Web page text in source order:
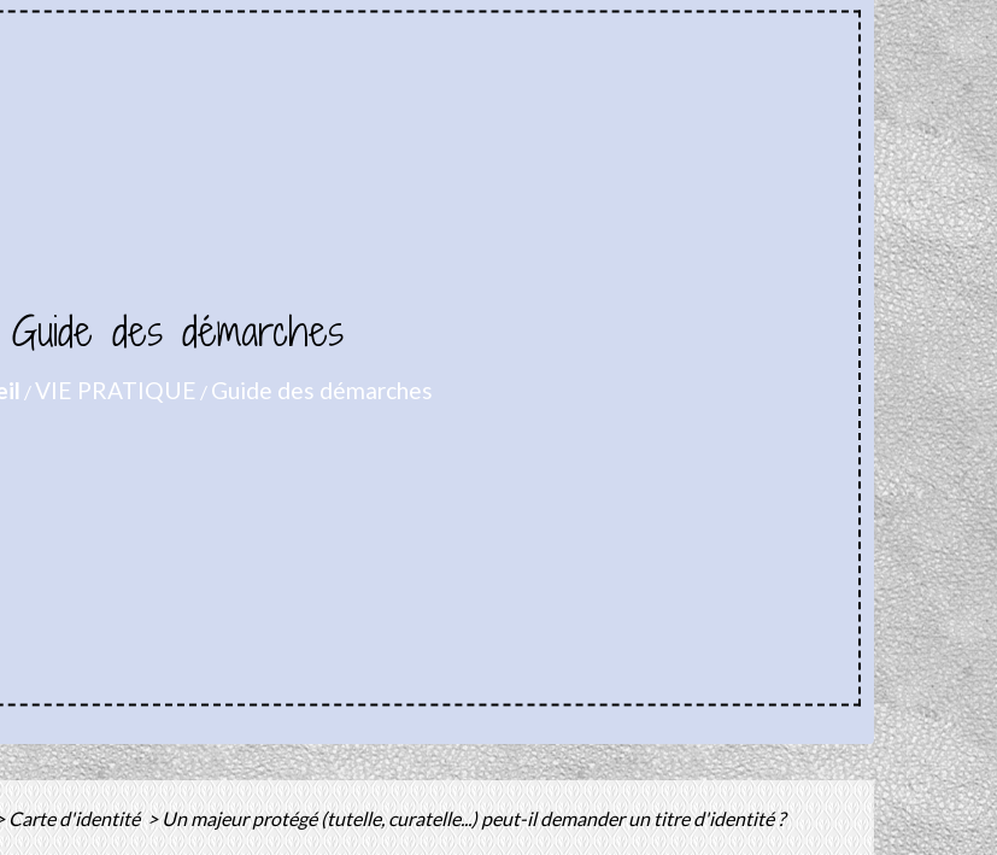
Guide des démarches
/VIE PRATIQUE / Guide des démarches
Carte d'identité>Un majeur protégé (tutelle, curatelle...) peut-il demander un titre d'identité ?